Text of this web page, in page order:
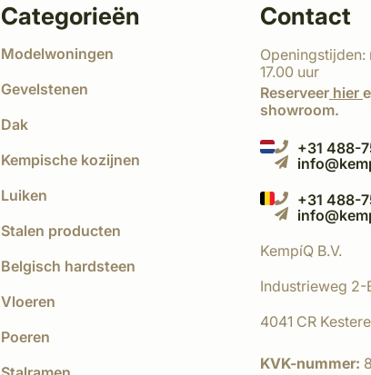
Categorieën
Modelwoningen
Gevelstenen
Dak
Kempische kozijnen
Luiken
Stalen producten
Belgisch hardsteen
Vloeren
Poeren
Contact
17.00 uur
Reserveer hier
showroom.
+31 488-
+31 488-
KempíQ B.V.
Industrieweg 2-
4041 CR
KVK-nummer: